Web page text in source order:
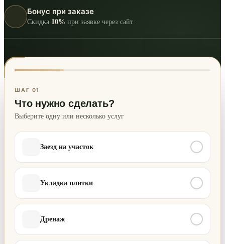
Бонус при заказе
Скидка 10% при заявке через сайт
ШАГ 01
Что нужно сделать?
Выберите одну или несколько услуг
Заезд на участок
Укладка плитки
Дренаж